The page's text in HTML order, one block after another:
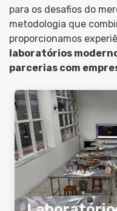
para os desafios do
metodologia que
proporcionamos
laboratórios
parcerias com